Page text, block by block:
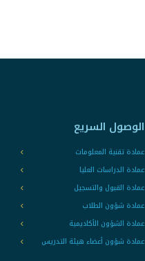
الوصول السريع
عمادة تقنية المعلومات
عمادة الدراسات العليا
عمادة القبول والتسجيل
عمادة شؤون الطلاب
عمادة الشؤون الأكاديمية
عمادة شؤون أعضاء هيئة التدريس